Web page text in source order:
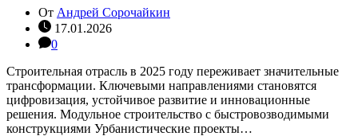
От Андрей Сорочайкин
17.01.2026
0
Строительная отрасль в 2025 году переживает значительные
трансформации. Ключевыми направлениями становятся
цифровизация, устойчивое развитие и инновационные
решения. Модульное строительство с быстровозводимыми
конструкциями Урбанистические проекты…